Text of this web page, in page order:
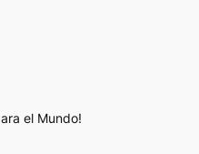
el Mundo!